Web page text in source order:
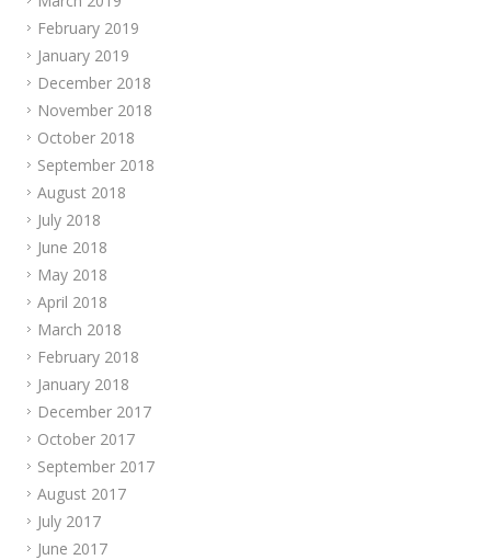
February 2019
January 2019
December 2018
November 2018
October 2018
September 2018
August 2018
July 2018
June 2018
May 2018
April 2018
March 2018
February 2018
January 2018
December 2017
October 2017
September 2017
August 2017
July 2017
June 2017